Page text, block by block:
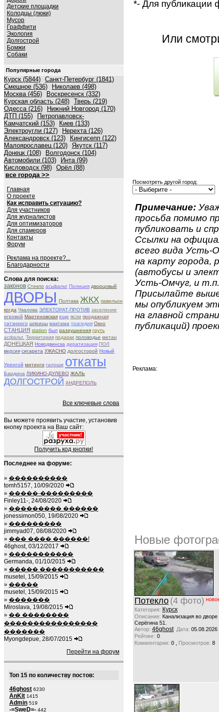
Детские площадки
Колодцы (люки)
Мусор
Граффити
Экология
Долгострой
Бомжи
Собаки
Популярные города
Курск (5844) Санкт-Петербург (1841)
Смешное (536)
Николаев (498)
Москва (456)
Воскресенск (332)
Курская область (248) Тверь (219)
Одесса (216)
Нижний Новгород (170)
ДТП (155)
Петропавловск-
Камчатский (153)
Киев (133)
Электроугли (127)
Нерехта (126)
Александровск (123)
Кингисепп (122)
Малоярославец (120) Якутск (117)
Донецк (108)
Волгодонск (104)
Автомобили (103)
Инта (99)
Кисловодск (98) Орёл (88)
все города >>
Главная
О проекте
Как исправить ситуацию?
Для участников
Для журналистов
Для оптимизаторов
Для спамеров
Контакты
Форум
Реклама на проекте?...
Благодарности
Слова для поиска:
законов Стекло асьфальт Полиция дворцовый
ДВОРЫ Полтава ЖКХ павильон
когда Чкалова ЭЛЕКТОРАТ-ПРОТИВ заселение
игровой Мартеновская еще ясли продажная
татэнерго шприцы мактама трагедия Окно
СТАНЦИЯ station был разрушнения груть
асфальт. Территория подарки половодье метан
ДОНЕЦКАЯ Новодвинска дератизация ПОЛ
версия сигарета УЖАСНО долгосторой Новый
Уренгой митинги галоши откаты
Бардина ЛИКИНО-ДУЛЕВО ЖАЛЬ
ДОЛГОСТРОЙ АНДРЕПОЛЬ
Все ключевые слова
Вы можете проявить участие, установив
кнопку проекта на Ваш сайт:
Получить код кнопки!
Последнее на форуме:
» ����������
tomh5157, 10/09/2020
» �����-���������
Finley11-, 24/08/2020
» ��������� ������
jonessimon050, 19/08/2020
» ���������
jimmyad07, 08/08/2020
» ��� ���� ������!
46ghost, 03/12/2017
» �����������
Germanda, 01/10/2015
» ����� �����������
musetel, 15/09/2015
» �����
musetel, 15/09/2015
» �������
Miroslava, 19/08/2015
» �� ��������
����������������
�������
Myongdepue, 28/07/2015
Перейти на форум
Топ 15 по количеству постов:
46ghost 6230
AnKit 1415
Admin 519
-=SweD=- 442
*- Для публикации
Или
Посмотреть другой город:
Примечание:
просьба помимо
публиковать и
Ссылки на
всего вида Усть-
на карту города,
(автобусы и
Усть-Омчуг, и т.п.
Присылайте
мы опубликуем
на главной
публикаций)
Реклама:
Новые
Потекло (4 фото)
Категория: Курск
Описание: Канализация во
Серёгина 51.
Автор: 46ghost Дата: 05.08.2026
Рейтинг: 0
Комментарии: 0 , Просмотров: 8